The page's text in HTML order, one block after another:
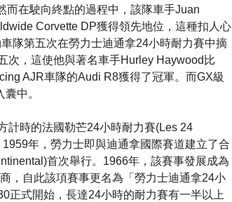
在駛向終點的過程中，該隊車手Juan
Corvette DP獲得領先地位，這種扣人心
隊第五次在勞力士迪通拿24小時耐力賽中摘
次，這使他與著名車手Hurley Haywood比
AJR車隊的Audi R8獲得了冠軍。而GX級
中。
計時的法國勒芒24小時耐力賽(Les 24
年，勞力士即與迪通拿國際賽道建立了合
首次舉行。1966年，該賽事發展成為
，自此該項賽事更名為「勞力士迪通拿24小
正式開始，長達24小時的耐力賽有一半以上